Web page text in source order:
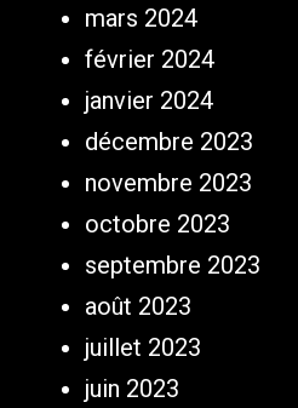
mars 2024
février 2024
janvier 2024
décembre 2023
novembre 2023
octobre 2023
septembre 2023
août 2023
juillet 2023
juin 2023